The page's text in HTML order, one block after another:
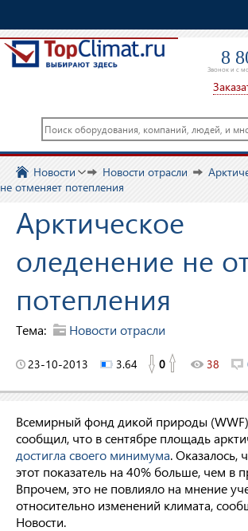
8
Звонок и с
Новости Новости отрасли
не отменяет потепления
Арктическое
оледенение не
потепления
Тема: Новости отрасли
23-10-2013 3.64 0 38
Всемирный фонд дикой природы
сообщил, что в сентябре площадь
достигла своего минимума. Оказалось,
этот показатель на 40% больше, чем в
Впрочем, это не повлияло на мнение
относительно изменений климата,
Новости.